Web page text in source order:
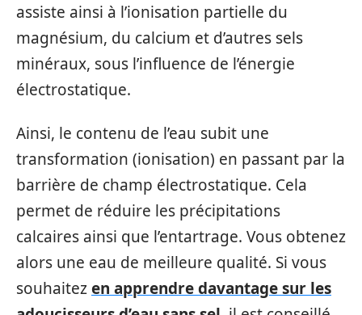
assiste ainsi à l’ionisation partielle du
magnésium, du calcium et d’autres sels
minéraux, sous l’influence de l’énergie
électrostatique.
Ainsi, le contenu de l’eau subit une
transformation (ionisation) en passant par la
barrière de champ électrostatique. Cela
permet de réduire les précipitations
calcaires ainsi que l’entartrage. Vous obtenez
alors une eau de meilleure qualité. Si vous
souhaitezen apprendre davantage sur les